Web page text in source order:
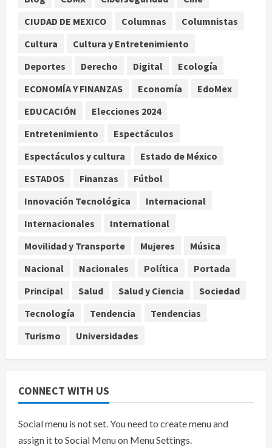
Perez Hilton es hospitalizado tras
en Miami
agosto 6, 2026
Aficionado encara a Mikel Arriola en
agosto 6, 2026
4
Sectores obrero y empresarial
piden al IMSS nuevo hospital en
Guanajuato
agosto 6, 2026
Nacional
Carrizo deja sin agua a 147 colonias
de Tijuana
CIUDAD DE MEXICO
Columnas
Columnistas
Cultura
Cultura y Entretenimiento
Deportes
Derecho Digital
Ecología
ECONOMÍA Y FINANZAS
Economía
EdoMex
EDUCACIÓN
Elecciones 2024
Entretenimiento
Espectáculos
Espectáculos y cultura
Estado de México
ESTADOS
Finanzas
Fútbol
Innovación Tecnológica
Internacional
Internacionales
International
Movilidad y Transporte
Mujeres
Música
Nacional
Nacionales Política
Portada
Principal
Salud Salud y Ciencia
Sociedad
Tecnología
Tendencia
Tendencias
Turismo
Universidades
CONNECT WITH US
Social menu is not set. You need to create menu and
assign it to Social Menu on Menu Settings.